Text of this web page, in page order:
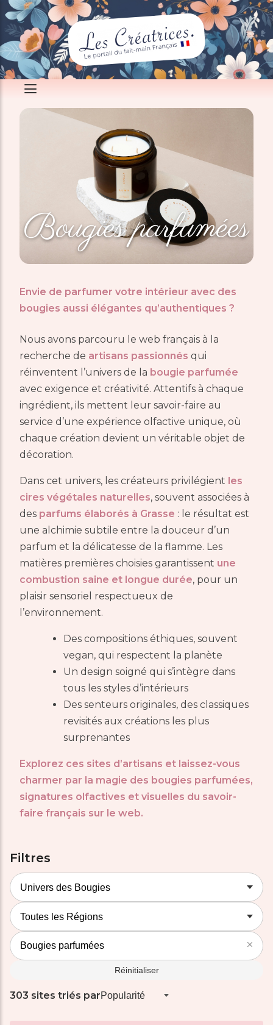
Bougies parfumées
Envie de parfumer votre intérieur avec des
bougies aussi élégantes qu’authentiques ?
Nous avons parcouru le web français à la
recherche de artisans passionnés qui
réinventent l’univers de la bougie parfumée
avec exigence et créativité. Attentifs à chaque
ingrédient, ils mettent leur savoir-faire au
service d’une expérience olfactive unique, où
chaque création devient un véritable objet de
décoration.
Dans cet univers, les créateurs privilégient les
cires végétales naturelles, souvent associées à
des parfums élaborés à Grasse : le résultat est
une alchimie subtile entre la douceur d’un
parfum et la délicatesse de la flamme. Les
matières premières choisies garantissent une
combustion saine et longue durée, pour un
plaisir sensoriel respectueux de
l’environnement.
Des compositions éthiques, souvent
vegan, qui respectent la planète
Un design soigné qui s’intègre dans
tous les styles d’intérieurs
Des senteurs originales, des classiques
revisités aux créations les plus
surprenantes
Explorez ces sites d’artisans et laissez-vous
charmer par la magie des bougies parfumées,
signatures olfactives et visuelles du savoir-
faire français sur le web.
Filtres
Réinitialiser
303 sites triés par